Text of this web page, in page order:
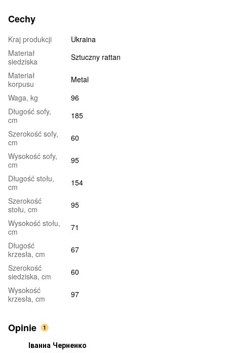
Cechy
Kraj produkcji
Ukraina
Materiał
siedziska
Sztuczny rattan
Materiał
korpusu
Metal
Waga, kg
96
Długość sofy,
cm
185
Szerokość sofy,
cm
60
Wysokość sofy,
cm
95
Długość stołu,
cm
154
Szerokość
stołu, cm
95
Wysokość stołu,
cm
71
Długość
krzesła, cm
67
Szerokość
siedziska, cm
60
Wysokość
krzesła, cm
97
Opinie 1
Іванна Черненко